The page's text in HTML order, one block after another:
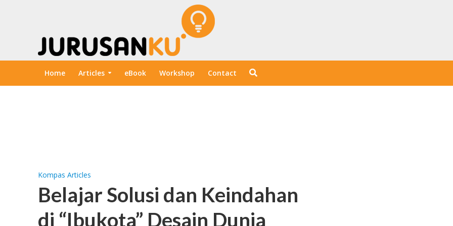
Home Articles eBook Workshop Contact
Kompas Articles
Belajar Solusi dan Keindahan
di “Ibukota” Desain Dunia